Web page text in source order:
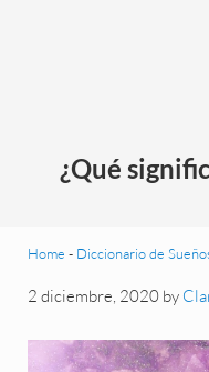
¿Qué
Home - Diccionario de
2 diciembre, 2020 by